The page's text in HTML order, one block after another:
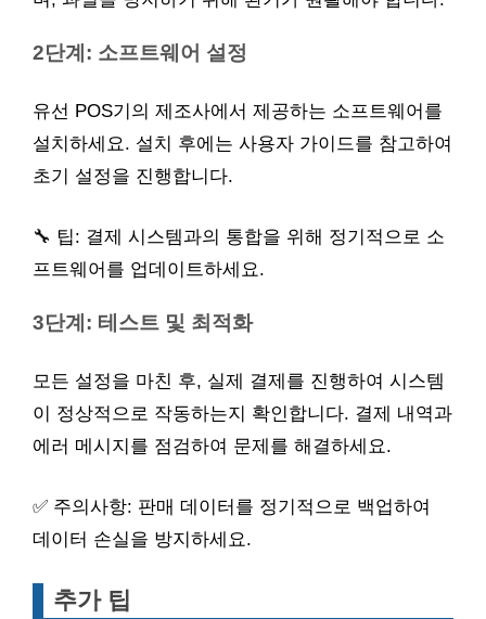
2단계: 소프트웨어 설정
유선 POS기의 제조사에서 제공하는 소프트웨어를
설치하세요. 설치 후에는 사용자 가이드를 참고하여
초기 설정을 진행합니다.
🔧 팁: 결제 시스템과의 통합을 위해 정기적으로 소
프트웨어를 업데이트하세요.
3단계: 테스트 및 최적화
모든 설정을 마친 후, 실제 결제를 진행하여 시스템
이 정상적으로 작동하는지 확인합니다. 결제 내역과
에러 메시지를 점검하여 문제를 해결하세요.
✅ 주의사항: 판매 데이터를 정기적으로 백업하여
데이터 손실을 방지하세요.
추가 팁